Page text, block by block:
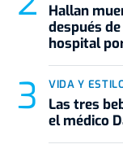
Hallan
después
hospital
VIDA Y
Las tres
el médico